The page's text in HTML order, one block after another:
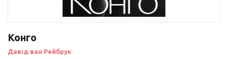
Конго
Давід ван Рейбрук